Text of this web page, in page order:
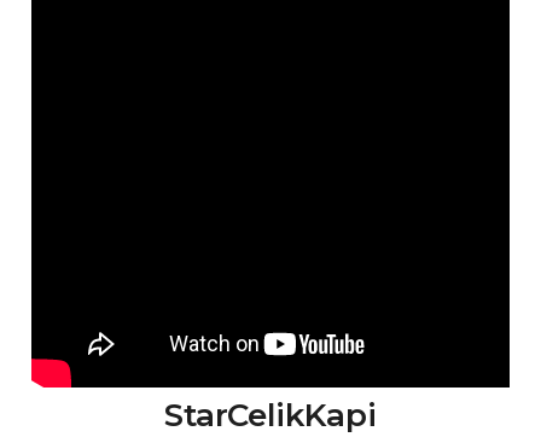
StarCelikKapi